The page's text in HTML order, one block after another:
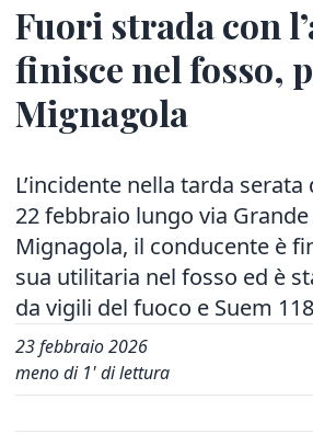
Fuori strada con
finisce nel fosso,
Mignagola
L’incidente nella tarda
22 febbraio lungo via
Mignagola, il conducente è
sua utilitaria nel fosso ed è
da vigili del fuoco e Suem 118
23 febbraio 2026
meno di 1' di lettura